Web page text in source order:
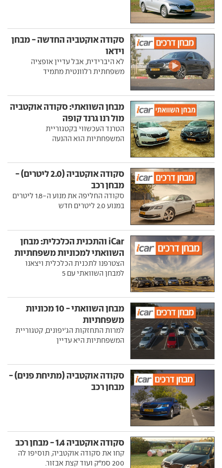
סקודה אוקטביה החדשה - מבחן
וידאו
לא היברידית, אבל עדיין אופציה
משפחתית רלוונטית מתמיד
מבחן השוואתי: סקודה אוקטביה
מול רנו גרנד קופה
הטרנד העכשווי בקטגוריית
המשפחתיות הוא ההנעה
סקודה אוקטביה (2.0 ליטרים) -
מבחן רכב
סקודה החליפה את מנוע ה-1.8 ליטרים
במנוע 2.0 ליטרים חדש
iCar והתכנית הכלכלית: מבחן
השוואתי למכוניות משפחתיות
הצטרפנו לתכנית הכלכלית ויצאנו
למבחן השוואתי עם 5
מבחן השוואתי - 10 מכוניות
משפחתיות
למרות התחזקות הג'יפונים, קטגוריית
המשפחתיות היא עדיין
סקודה אוקטביה (מתיחת פנים) -
מבחן רכב
סקודה אוקטביה 1.4 - מבחן רכב
קחו את סקודה אוקטביה, תוסיפו לה
200 סמ"ק ועוד קצת אבזור.